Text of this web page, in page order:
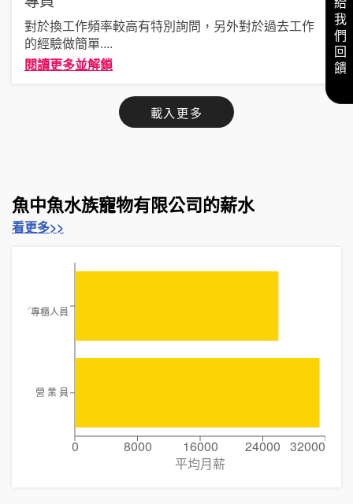
對於換工作頻率較高有特別詢問，另外對於過去工作
的經驗做簡單....
閱讀更多並解鎖
載入更多
魚中魚水族寵物有限公司的薪水
看更多>>
0 8000 16000 24000 32000
平均月薪
員╱專櫃人員
營 業 員
給我們回饋